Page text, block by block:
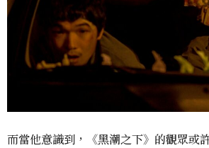
而當他意識到，《黑潮之下》的觀眾或